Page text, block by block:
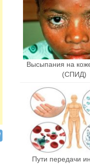
Высыпания на
(СПИД)
Пути передачи